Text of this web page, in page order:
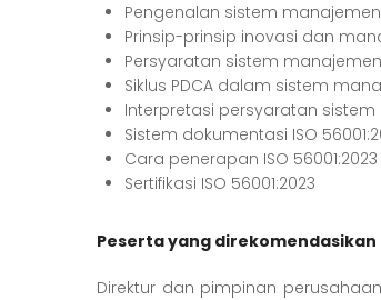
Pengenalan sistem manajemen
Prinsip-prinsip inovasi dan
Persyaratan sistem manajemen
Siklus PDCA dalam sistem
Interpretasi persyaratan sistem
Sistem dokumentasi ISO
Cara penerapan ISO
Sertifikasi ISO 56001:2023
Peserta yang direkomendasikan
Direktur dan pimpinan